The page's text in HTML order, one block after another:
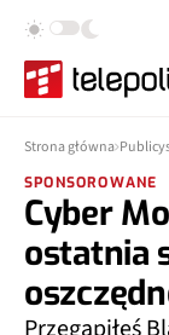
Strona główna
SPONSOROWANE
Cyber
ostatnia